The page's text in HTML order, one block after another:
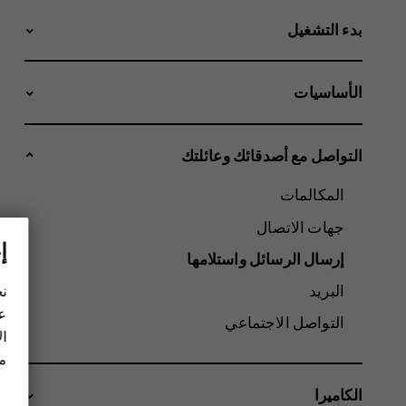
بدء التشغيل
الأساسيات
التواصل مع أصدقائك وعائلتك
المكالمات
جهات الاتصال
إرسال الرسائل واستلامها
البريد
التواصل الاجتماعي
الكاميرا